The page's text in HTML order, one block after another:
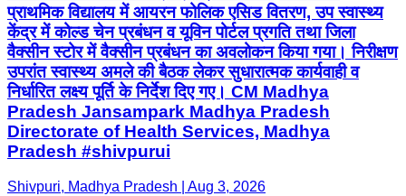
प्राथमिक विद्यालय में आयरन फोलिक एसिड वितरण, उप स्वास्थ्य
केंद्र में कोल्ड चेन प्रबंधन व यूविन पोर्टल प्रगति तथा जिला
वैक्सीन स्टोर में वैक्सीन प्रबंधन का अवलोकन किया गया। निरीक्षण
उपरांत स्वास्थ्य अमले की बैठक लेकर सुधारात्मक कार्यवाही व
निर्धारित लक्ष्य पूर्ति के निर्देश दिए गए। CM Madhya
Pradesh Jansampark Madhya Pradesh
Directorate of Health Services, Madhya
Pradesh #shivpurui
Shivpuri, Madhya Pradesh | Aug 3, 2026